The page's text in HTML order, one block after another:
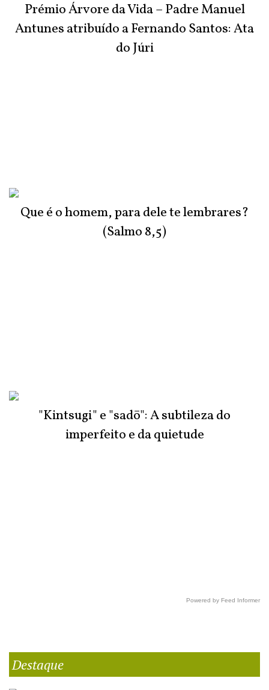
Prémio Árvore da Vida – Padre Manuel
Antunes atribuído a Fernando Santos: Ata
do Júri
Que é o homem, para dele te lembrares?
(Salmo 8,5)
"Kintsugi" e "sadō": A subtileza do
imperfeito e da quietude
Powered by Feed Informer
Destaque